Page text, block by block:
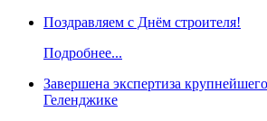
Поздравляем с Днём строителя!
Подробнее...
Завершена экспертиза
Геленджике